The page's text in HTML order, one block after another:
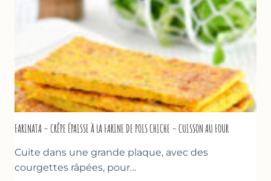
MARSEILLE
FARINATA – CRÊPE ÉPAISSE À LA FARINE DE POIS CHICHE – CUISSON AU FOUR
Cuite dans une grande plaque, avec des
courgettes râpées, pour…